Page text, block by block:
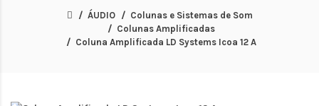
ÁUDIO
Colunas e Sistemas de Som
Colunas Amplificadas
Coluna Amplificada LD Systems Icoa 12 A